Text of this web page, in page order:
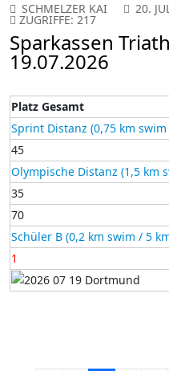
SCHMELZER KAI 20.
ZUGRIFFE: 217
Sparkassen
19.07.2026
Platz Gesamt
Sprint Distanz (0,75 km
45
Olympische Distanz (1,5 km
35
70
Schüler B (0,2 km swim / 5
1